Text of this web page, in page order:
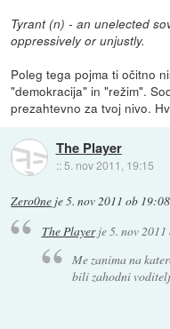
Tyrant (n) - an unelected
oppressively or unjustly.
Poleg tega pojma ti očitno
"demokracija" in "režim".
prezahtevno za tvoj nivo.
The Player
:: 5. nov 2011, 19:15
Zero0ne je5. nov 2011 ob 19:08
The Playerje5. nov
Me zanima na
bili zahodni